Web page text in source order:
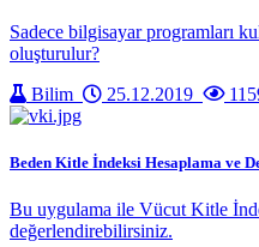
Sadece bilgisayar programları
oluşturulur?
Bilim
25.12.2019
Beden Kitle İndeksi Hesaplama ve
Bu uygulama ile Vücut Kitle
değerlendirebilirsiniz.